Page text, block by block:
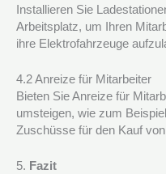
Installieren Sie
Arbeitsplatz, um Ihren
ihre Elektrofahrzeuge
4.2 Anreize für Mitarbeiter
Bieten Sie Anreize für
umsteigen, wie zum
Zuschüsse für den Kauf
5. Fazit